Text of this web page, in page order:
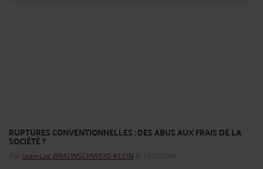
RUPTURES CONVENTIONNELLES : DES ABUS AUX FRAIS DE LA
SOCIÉTÉ ?
Par Jean-Luc BRAUNSCHWEIG-KLEINle 17/11/2025